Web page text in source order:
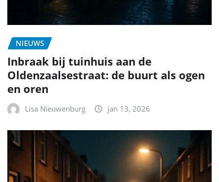
NIEUWS
Inbraak bij tuinhuis aan de
Oldenzaalsestraat: de buurt als ogen
en oren
Lisa Nieuwenburg jan 13, 2026